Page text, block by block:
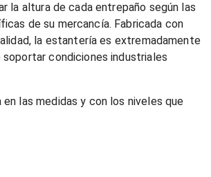
la altura de cada entrepaño según las
de su mercancía. Fabricada con
la estantería es extremadamente
soportar condiciones industriales
las medidas y con los niveles que